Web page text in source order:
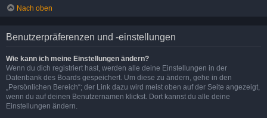
Nach oben
Benutzerpräferenzen und -einstellungen
Wie kann ich meine Einstellungen ändern?
Wenn du dich registriert hast, werden alle deine Einstellungen in der
Datenbank des Boards gespeichert. Um diese zu ändern, gehe in den
„Persönlichen Bereich“; der Link dazu wird meist oben auf der Seite angezeigt,
wenn du auf deinen Benutzernamen klickst. Dort kannst du alle deine
Einstellungen ändern.